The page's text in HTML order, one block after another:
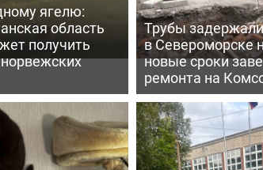
ягелю:
область
получить
Трубы
в Североморске
новые сроки
ремонта на